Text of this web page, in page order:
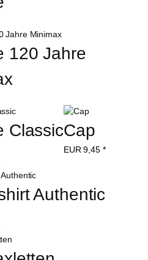
120 Jahre
ClassicCap
EUR 9,45 *
Authentic